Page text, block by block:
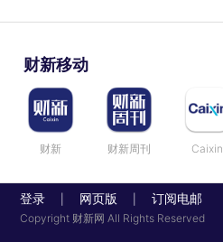
财新移动
财新 财新周刊 Caixin
登录 网页版 订阅电邮
Copyright 财新网 All Rights Reserved